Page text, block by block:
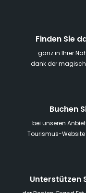
Finden Sie
ganz in Ihrer
dank der
Buchen
bei unseren
Tourismus-
Unterstützen